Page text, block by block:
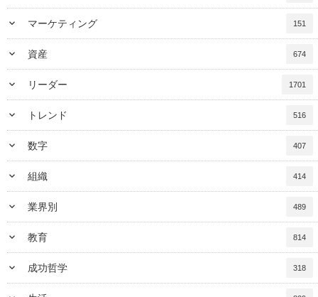
keyboard_arrow_down マーケティング 151
keyboard_arrow_down 資産 674
keyboard_arrow_down リーダー 1701
keyboard_arrow_down トレンド 516
keyboard_arrow_down 数字 407
keyboard_arrow_down 組織 414
keyboard_arrow_down 業界別 489
keyboard_arrow_down 教育 814
keyboard_arrow_down 成功哲学 318